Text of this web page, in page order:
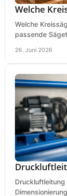
Welche
Welche
passende
26. Juni 2026